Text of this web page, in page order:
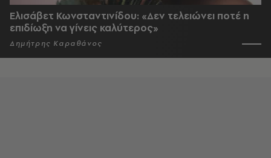
Ελισάβετ Κωνσταντινίδου: «Δεν τελειώνει ποτέ η
επιδίωξη να γίνεις καλύτερος»
Δημήτρης Καραθάνος